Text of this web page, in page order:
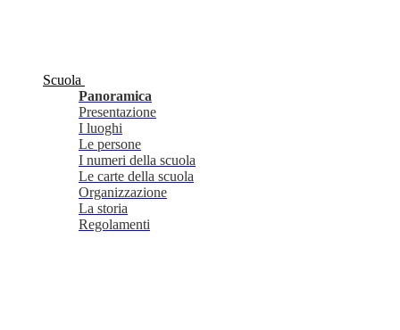
Scuola
Panoramica
Presentazione
I luoghi
Le persone
I numeri della scuola
Le carte della scuola
Organizzazione
La storia
Regolamenti